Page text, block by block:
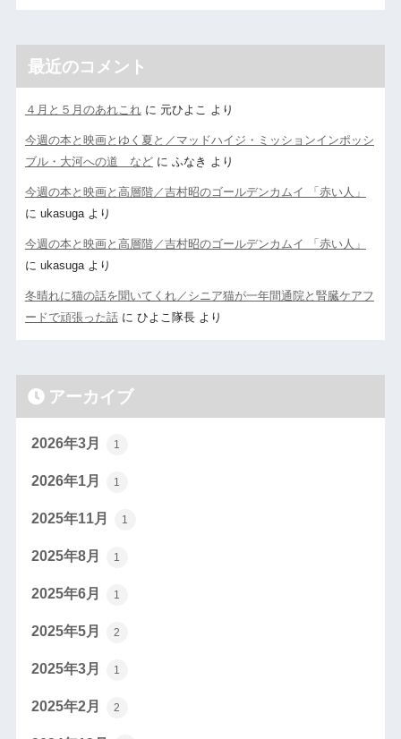
最近のコメント
４月と５月のあれこれに 元ひよこ より
今週の本と映画とゆく夏と／マッドハイジ・ミッションインポッシ
ブル・大河への道 などに ふなき より
今週の本と映画と高層階／吉村昭のゴールデンカムイ 「赤い人」
に ukasugaより
今週の本と映画と高層階／吉村昭のゴールデンカムイ 「赤い人」
に ukasugaより
冬晴れに猫の話を聞いてくれ／シニア猫が一年間通院と腎臓ケアフ
ードで頑張った話に ひよこ隊長より
アーカイブ
2026年3月 1
2026年1月 1
2025年11月 1
2025年8月 1
2025年6月 1
2025年5月 2
2025年3月 1
2025年2月 2